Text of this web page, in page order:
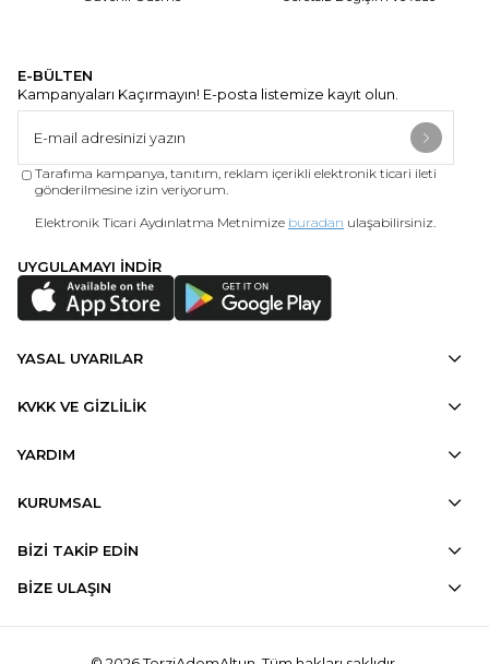
E-BÜLTEN
Kampanyaları Kaçırmayın! E-posta listemize kayıt olun.
Tarafıma kampanya, tanıtım, reklam içerikli elektronik ticari ileti
gönderilmesine izin veriyorum.
Elektronik Ticari Aydınlatma Metnimize buradan ulaşabilirsiniz.
UYGULAMAYI İNDİR
YASAL UYARILAR
KVKK VE GİZLİLİK
YARDIM
KURUMSAL
BİZİ TAKİP EDİN
BİZE ULAŞIN